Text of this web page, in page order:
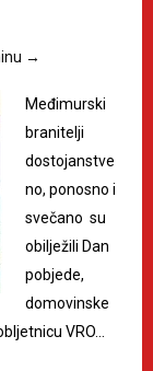
→
Međimurski
branitelji
dostojanstve
no, ponosno i
svečano su
obilježili Dan
pobjede,
domovinske
VRO…